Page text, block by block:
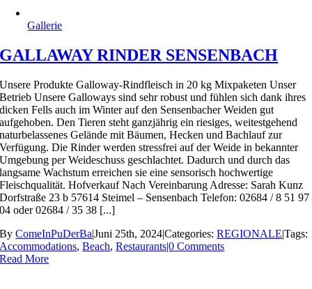
Gallerie
GALLAWAY RINDER SENSENBACH
Unsere Produkte Galloway-Rindfleisch in 20 kg Mixpaketen Unser
Betrieb Unsere Galloways sind sehr robust und fühlen sich dank ihres
dicken Fells auch im Winter auf den Sensenbacher Weiden gut
aufgehoben. Den Tieren steht ganzjährig ein riesiges, weitestgehend
naturbelassenes Gelände mit Bäumen, Hecken und Bachlauf zur
Verfügung. Die Rinder werden stressfrei auf der Weide in bekannter
Umgebung per Weideschuss geschlachtet. Dadurch und durch das
langsame Wachstum erreichen sie eine sensorisch hochwertige
Fleischqualität. Hofverkauf Nach Vereinbarung Adresse: Sarah Kunz
Dorfstraße 23 b 57614 Steimel – Sensenbach Telefon: 02684 / 8 51 97
04 oder 02684 / 35 38 [...]
ByComeInPuDerBa|Juni 25th, 2024|Categories:REGIONALE|Tags:
Accommodations,Beach,Restaurants|0 Comments
Read More